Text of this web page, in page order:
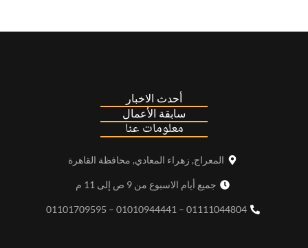
أحدث الاخبار
سابقة الأعمال
معلومات عنا
المعراج, زهراء المعادي, محافظة القاهرة
جميع أيام الاسبوع من 9 ص إلى 11 م
01111044804 – 01010944441 – 01101709595